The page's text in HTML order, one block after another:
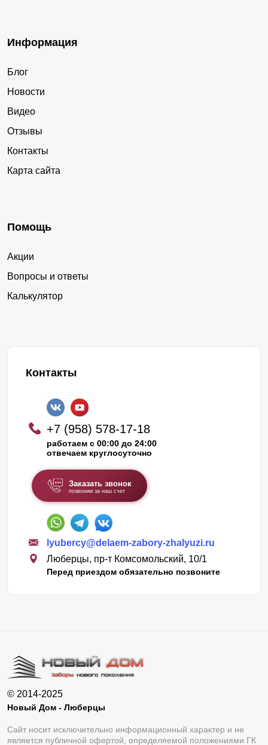
Информация
Блог
Новости
Видео
Отзывы
Контакты
Карта сайта
Помощь
Акции
Вопросы и ответы
Калькулятор
Контакты
+7 (958) 578-17-18
работаем с 00:00 до 24:00
отвечаем круглосуточно
Заказать звонок
позвоним за наш счет
lyubercy@delaem-zabory-zhalyuzi.ru
Люберцы, пр-т Комсомольский, 10/1
Перед приездом обязательно позвоните
© 2014-2025
Новый Дом - Люберцы
Сайт носит исключительно информационный характер и не
является публичной офертой, определяемой положениями ГК